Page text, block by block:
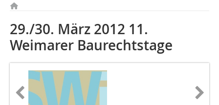
29./30. März 2012 11.
Weimarer Baurechtstage